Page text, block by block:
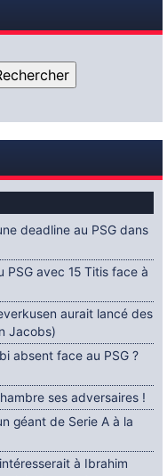
deadline au PSG dans
PSG avec 15 Titis face à
aurait lancé des
Jacobs)
absent face au PSG ?
ses adversaires !
géant de Serie A à la
à Ibrahim